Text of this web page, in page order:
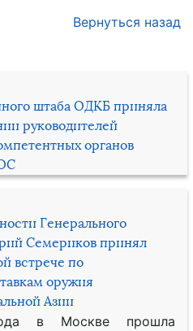
штаба ОДКБ приняла
руководителей
органов
Генерального
Семериков принял
встрече по
оружия
Азии
в Москве прошла
Вернуться назад